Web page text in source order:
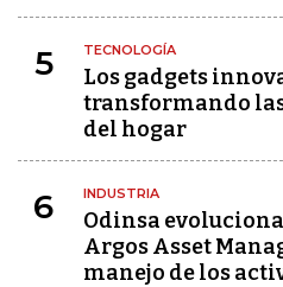
5 TECNOLOGÍA
Los gadgets
transformando
del hogar
6 INDUSTRIA
Odinsa
Argos Asset
manejo de los